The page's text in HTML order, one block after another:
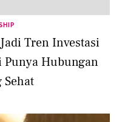
Tren Investasi
Punya Hubungan
Sehat